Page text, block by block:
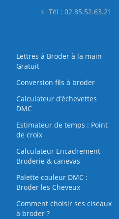
Tél : 02.85.52.63.21
Lettres à Broder à la main
Gratuit
Conversion fils à broder
Calculateur d’échevettes
DMC
Estimateur de temps : Point
de croix
Calculateur Encadrement
Broderie & canevas
Palette couleur DMC :
Broder les Cheveux
Comment choisir ses ciseaux
à broder ?